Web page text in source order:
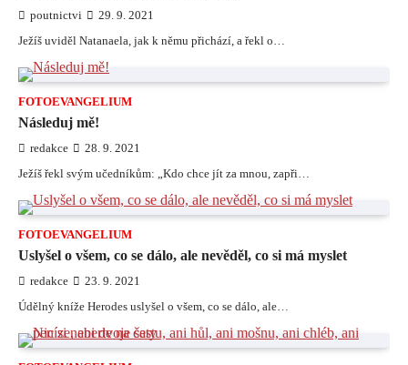
poutnictvi 29. 9. 2021
Ježíš uviděl Natanaela, jak k němu přichází, a řekl o…
FOTOEVANGELIUM
Následuj mě!
redakce 28. 9. 2021
Ježíš řekl svým učedníkům: „Kdo chce jít za mnou, zapři…
FOTOEVANGELIUM
Uslyšel o všem, co se dálo, ale nevěděl, co si má myslet
redakce 23. 9. 2021
Údělný kníže Herodes uslyšel o všem, co se dálo, ale…